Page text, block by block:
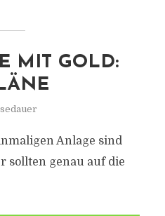
MIT GOLD:
Anlage sind
sollten genau auf die